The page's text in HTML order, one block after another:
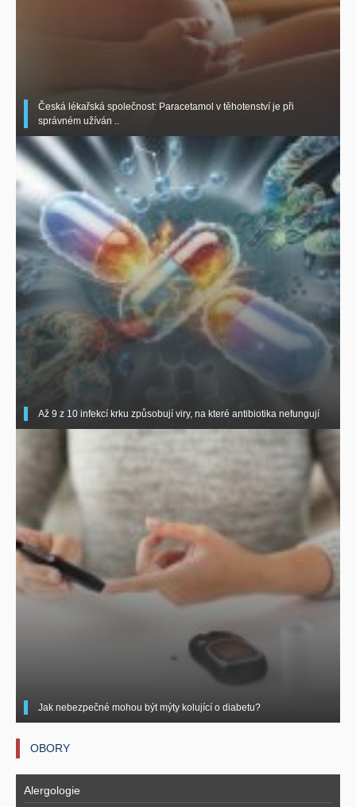
Česká lékařská společnost: Paracetamol v těhotenství je při
správném užíván ..
Až 9 z 10 infekcí krku způsobují viry, na které antibiotika nefungují
Jak nebezpečné mohou být mýty kolující o diabetu?
OBORY
Alergologie